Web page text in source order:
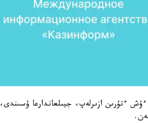
ءتۇرىن ازىرلەپ، جيىلعاندارعا